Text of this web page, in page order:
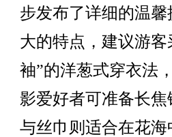
步发布了详细的温
大的特点，建议游
袖”的洋葱式穿衣法
影爱好者可准备长
与丝巾则适合在花